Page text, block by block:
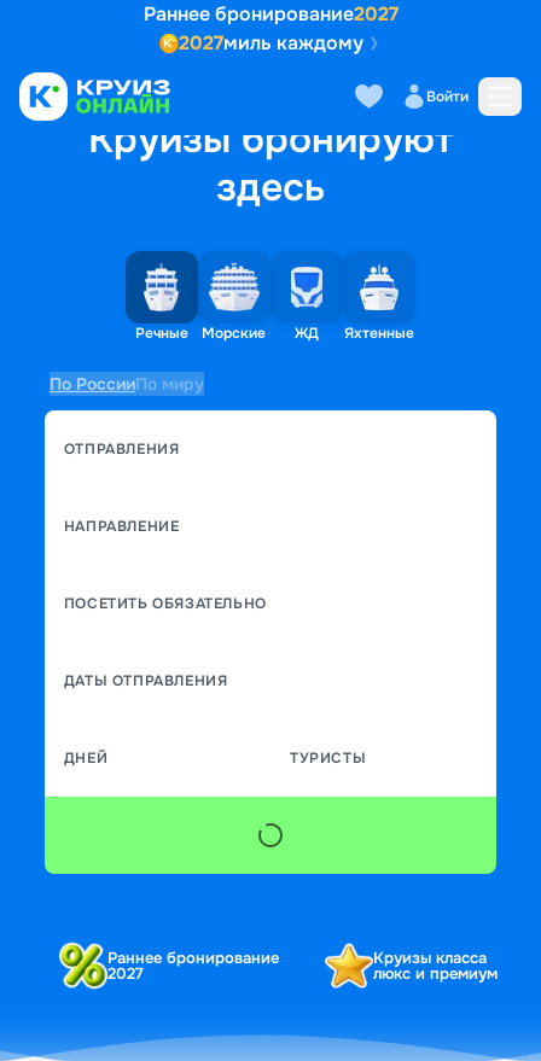
Раннее бронирование2027
2027миль каждому
Войти
Круизы бронируют
здесь
Речные Морские ЖД Яхтенные
По РоссииПо миру
ОТПРАВЛЕНИЯ
НАПРАВЛЕНИЕ
ПОСЕТИТЬ ОБЯЗАТЕЛЬНО
ДАТЫ ОТПРАВЛЕНИЯ
ДНЕЙ ТУРИСТЫ
Раннее бронирование
2027
Круизы класса
люкс и премиум